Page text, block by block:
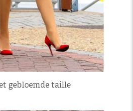
gebloemde taille